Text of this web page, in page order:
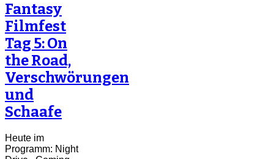
Fantasy
Filmfest
Tag 5: On
the Road,
Verschwörungen
und
Schaafe
Heute im
Programm: Night